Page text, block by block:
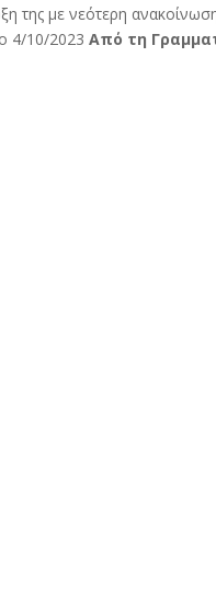
της με νεότερη
4/10/2023 Από τη